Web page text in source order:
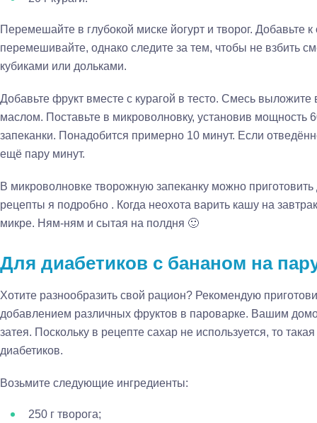
Перемешайте в глубокой миске йогурт и творог. Добавьте
перемешивайте, однако следите за тем, чтобы не взбить
кубиками или дольками.
Добавьте фрукт вместе с курагой в тесто. Смесь
маслом. Поставьте в микроволновку, установив мощность
запеканки. Понадобится примерно 10 минут. Если
ещё пару минут.
В микроволновке творожную запеканку можно
рецепты я подробно . Когда неохота варить кашу на
микре. Ням-ням и сытая на полдня 🙂
Для диабетиков с бананом на
Хотите разнообразить свой рацион? Рекомендую
добавлением различных фруктов в пароварке. Вашим
затея. Поскольку в рецепте сахар не используется, то
диабетиков.
Возьмите следующие ингредиенты:
250 г творога;